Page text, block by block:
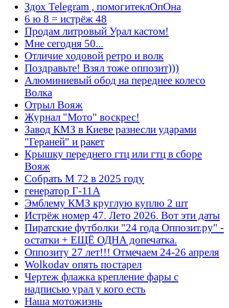
Здох Telegram , помогитеклОпОна
6 ю 8 = истрёж 48
Продам литровый Урал кастом!
Мне сегодня 50...
Отличие ходовой ретро и волк
Поздравьте! Взял тоже оппозит)))
Алюминиевый обод на переднее колесо
Волка
Отрыл Вояж
Журнал "Мото" воскрес!
Завод КМЗ в Киеве разнесли ударами
"Гераней" и ракет
Крышку переднего гтц или гтц в сборе
Вояж
Собрать М 72 в 2025 году
генератор Г-11А
Эмблему КМЗ круглую куплю 2 шт
Истрёж номер 47. Лето 2026. Вот эти даты
Пиратские футболки "24 года Оппозит.ру" -
остатки + ЕЩЁ ОДНА допечатка.
Оппозиту 27 лет!!! Отмечаем 24-26 апреля
Wolkodav опять постарел
Чертеж флажка крепление фары с
надписью урал у кого есть
Наша мотожизнь